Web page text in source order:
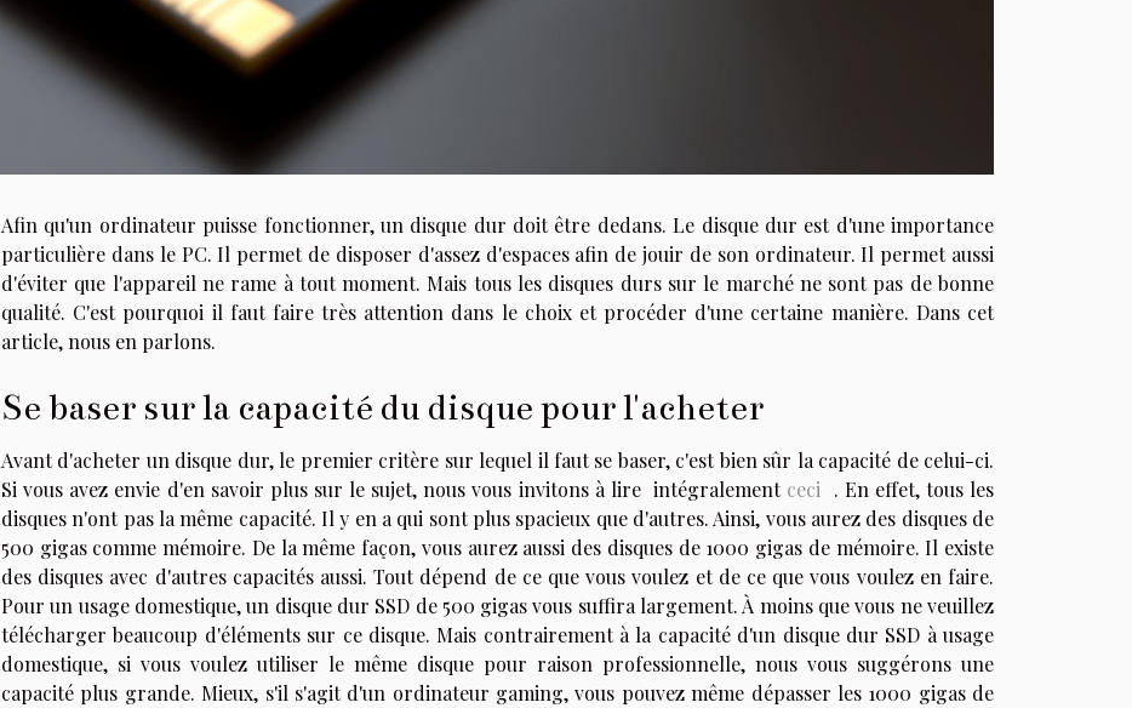
Afin qu'un ordinateur puisse fonctionner, un disque dur doit être dedans. Le disque dur est d'une importance
particulière dans le PC. Il permet de disposer d'assez d'espaces afin de jouir de son ordinateur. Il permet aussi
d'éviter que l'appareil ne rame à tout moment. Mais tous les disques durs sur le marché ne sont pas de bonne
qualité. C'est pourquoi il faut faire très attention dans le choix et procéder d'une certaine manière. Dans cet
article, nous en parlons.
Se baser sur la capacité du disque pour l'acheter
Avant d'acheter un disque dur, le premier critère sur lequel il faut se baser, c'est bien sûr la capacité de celui-ci.
Si vous avez envie d'en savoir plus sur le sujet, nous vous invitons à lire intégralement ceci . En effet, tous les
disques n'ont pas la même capacité. Il y en a qui sont plus spacieux que d'autres. Ainsi, vous aurez des disques de
500 gigas comme mémoire. De la même façon, vous aurez aussi des disquesde 1000 gigas de mémoire. Il existe
des disques avec d'autres capacités aussi. Tout dépend de ce que vous voulez et de ce que vous voulez en faire.
Pour un usage domestique, un disque dur SSD de 500 gigas vous suffira largement. À moins que vous ne veuillez
télécharger beaucoup d'éléments sur ce disque. Mais contrairement à la capacité d'un disque dur SSD à usage
domestique, si vous voulez utiliser le même disque pour raison professionnelle, nous vous suggérons une
capacité plus grande. Mieux, s'il s'agit d'un ordinateur gaming, vous pouvez même dépasser les 1000 gigas de